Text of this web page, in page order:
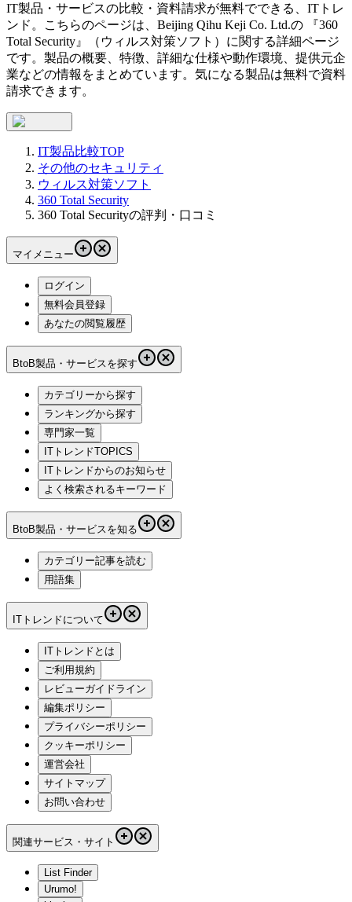
IT製品・サービスの比較・資料請求が無料でできる、ITトレ
ンド。こちらのページは、 Beijing Qihu Keji Co. Ltd.の 『360
Total Security 』（ ウィルス対策ソフト ）に関する詳細ページ
です。製品の概要、特徴、詳細な仕様や動作環境、提供元企
業などの情報をまとめています。気になる製品は無料で資料
請求できます。
IT製品比較TOP
その他のセキュリティ
ウィルス対策ソフト
360 Total Security
360 Total Securityの評判・口コミ
マイメニュー
ログイン
無料会員登録
あなたの閲覧履歴
BtoB製品・サービスを探す
カテゴリーから探す
ランキングから探す
専門家一覧
ITトレンドTOPICS
ITトレンドからのお知らせ
よく検索されるキーワード
BtoB製品・サービスを知る
カテゴリー記事を読む
用語集
ITトレンドについて
ITトレンドとは
ご利用規約
レビューガイドライン
編集ポリシー
プライバシーポリシー
クッキーポリシー
運営会社
サイトマップ
お問い合わせ
関連サービス・サイト
List Finder
Urumo!